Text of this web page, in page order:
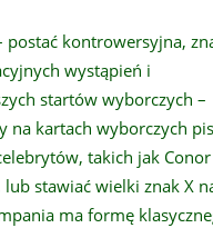
postać kontrowersyjna,
wystąpień i
startów wyborczych –
na kartach wyborczych
takich jak Conor
stawiać wielki znak X
ma formę